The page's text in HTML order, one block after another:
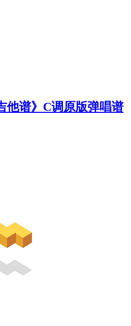
他谱》C调原版弹唱谱